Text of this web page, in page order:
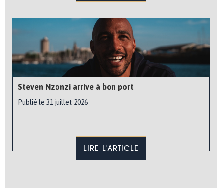
Steven Nzonzi arrive à bon port
Publié le 31 juillet 2026
LIRE L'ARTICLE